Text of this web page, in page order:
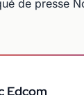
de presse
Edcom